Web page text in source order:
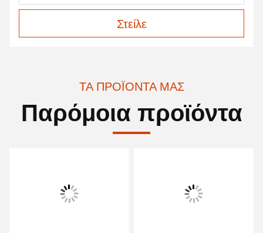
Στείλε
ΤΑ ΠΡΟΪΌΝΤΑ ΜΑΣ
Παρόμοια προϊόντα